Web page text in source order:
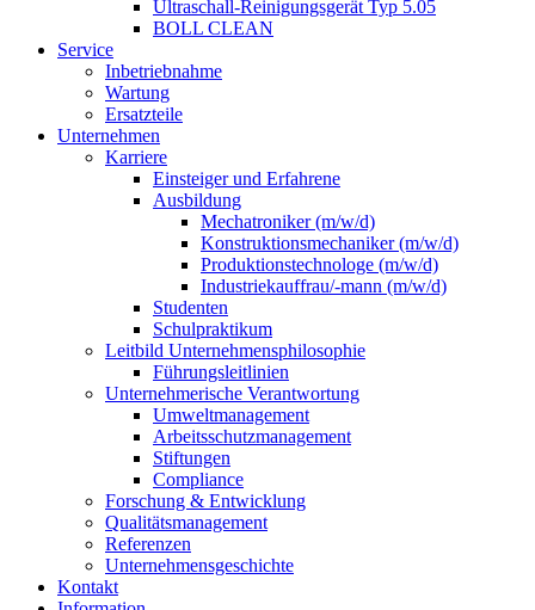
Ultraschall-Reinigungsgerät Typ 5.05
BOLL CLEAN
Service
Inbetriebnahme
Wartung
Ersatzteile
Unternehmen
Karriere
Einsteiger und Erfahrene
Ausbildung
Mechatroniker (m/w/d)
Konstruktionsmechaniker (m/w/d)
Produktionstechnologe (m/w/d)
Industriekauffrau/-mann (m/w/d)
Studenten
Schulpraktikum
Leitbild Unternehmensphilosophie
Führungsleitlinien
Unternehmerische Verantwortung
Umweltmanagement
Arbeitsschutzmanagement
Stiftungen
Compliance
Forschung & Entwicklung
Qualitätsmanagement
Referenzen
Unternehmensgeschichte
Kontakt